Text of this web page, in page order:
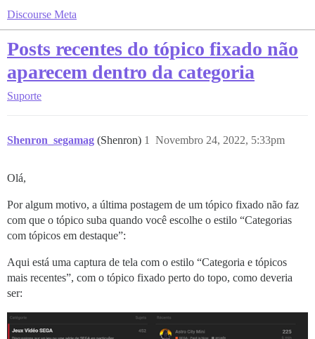
Discourse Meta
Posts recentes do tópico fixado não
aparecem dentro da categoria
Suporte
Shenron_segamag (Shenron) Novembro 24, 2022, 5:33pm
1
Olá,
Por algum motivo, a última postagem de um tópico fixado não faz
com que o tópico suba quando você escolhe o estilo “Categorias
com tópicos em destaque”:
Aqui está uma captura de tela com o estilo “Categoria e tópicos
mais recentes”, com o tópico fixado perto do topo, como deveria
ser: